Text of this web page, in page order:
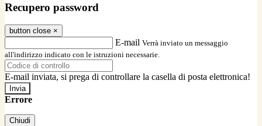
Recupero password
button close ×
E-mail Verrà inviato un messaggio
all'indirizzo indicato con le istruzioni necessarie.
E-mail inviata, si prega di controllare la casella di posta elettronica!
Errore
Chiudi